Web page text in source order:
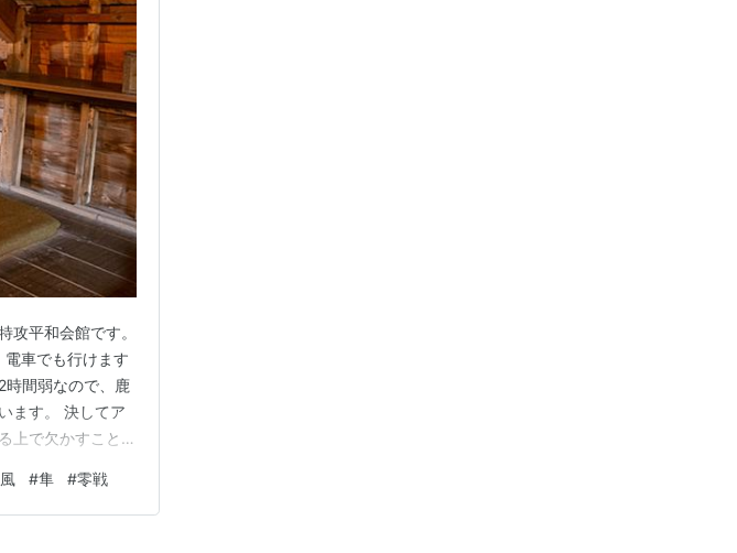
攻平和会館です。
車でも行けます
時間弱なので、鹿
ます。 決してア
上で欠かすことの
五期 少年飛行兵
#隼 #零戦